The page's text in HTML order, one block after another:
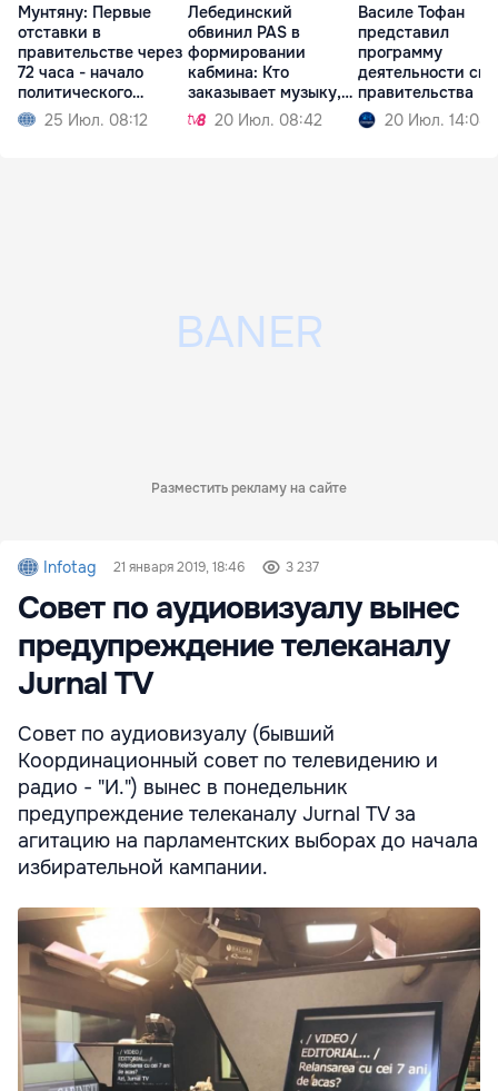
Мунтяну: Первые
отставки в
правительстве через
72 часа - начало
политического
кризиса
25 Июл. 08:12
Лебединский
обвинил PAS в
формировании
кабмина: Кто
заказывает музыку,
тот и танцует
20 Июл. 08:42
Василе Тофан
представил
программу
деятельности
правительства
20 Июл. 14:08
Разместить рекламу на сайте
Infotag 21 января 2019, 18:46 3 237
Совет по аудиовизуалу вынес
предупреждение телеканалу
Jurnal TV
Совет по аудиовизуалу (бывший
Координационный совет по телевидению и
радио - "И.") вынес в понедельник
предупреждение телеканалу Jurnal TV за
агитацию на парламентских выборах до начала
избирательной кампании.